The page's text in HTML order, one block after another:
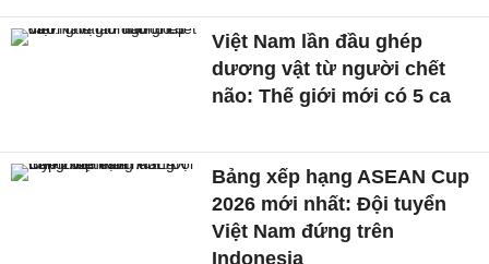
Việt Nam lần đầu ghép
dương vật từ người chết
não: Thế giới mới có 5 ca
Bảng xếp hạng ASEAN Cup
2026 mới nhất: Đội tuyển
Việt Nam đứng trên
Indonesia